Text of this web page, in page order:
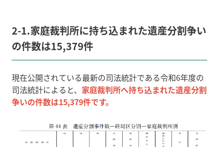
2-1.家庭裁判所に持ち込まれた遺産分割争い
の件数は15,379件
現在公開されている最新の司法統計である令和6年度の
司法統計によると、 家庭裁判所へ持ち込まれた遺産分割
争いの件数は15,379件です。